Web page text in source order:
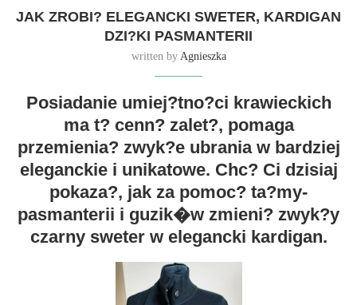
JAK ZROBI? ELEGANCKI SWETER, KARDIGAN
DZI?KI PASMANTERII
written by Agnieszka
Posiadanie umiej?tno?ci krawieckich
ma t? cenn? zalet?, pomaga
przemienia? zwyk?e ubrania w bardziej
eleganckie i unikatowe. Chc? Ci dzisiaj
pokaza?, jak za pomoc? ta?my-
pasmanterii i guzik�w zmieni? zwyk?y
czarny sweter w elegancki kardigan.